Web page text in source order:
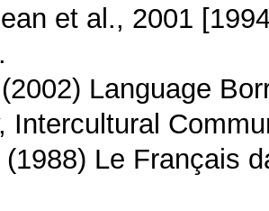
et al., 2001
Language
Intercultural
Le Français